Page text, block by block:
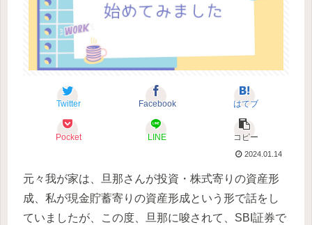
Twitter Facebook はてブ
Pocket LINE コピー
2024.01.14
元々我が家は、旦那さんが投資・株式寄りの資産形
成、私が現金貯蓄寄りの資産形成という形で話をし
ていましたが、この度、旦那に唆されて、SBI証券で